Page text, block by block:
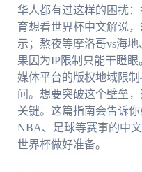
华人都有过这样的困扰
育想看世界杯中文解说
示；熬夜等摩洛哥vs海
果因为IP限制只能干瞪
媒体平台的版权地域限
问。想要突破这个壁垒
关键。这篇指南会告诉
NBA、足球等赛事的中
世界杯做好准备。